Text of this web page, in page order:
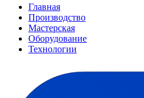
Главная
Производство
Мастерская
Оборудование
Технологии